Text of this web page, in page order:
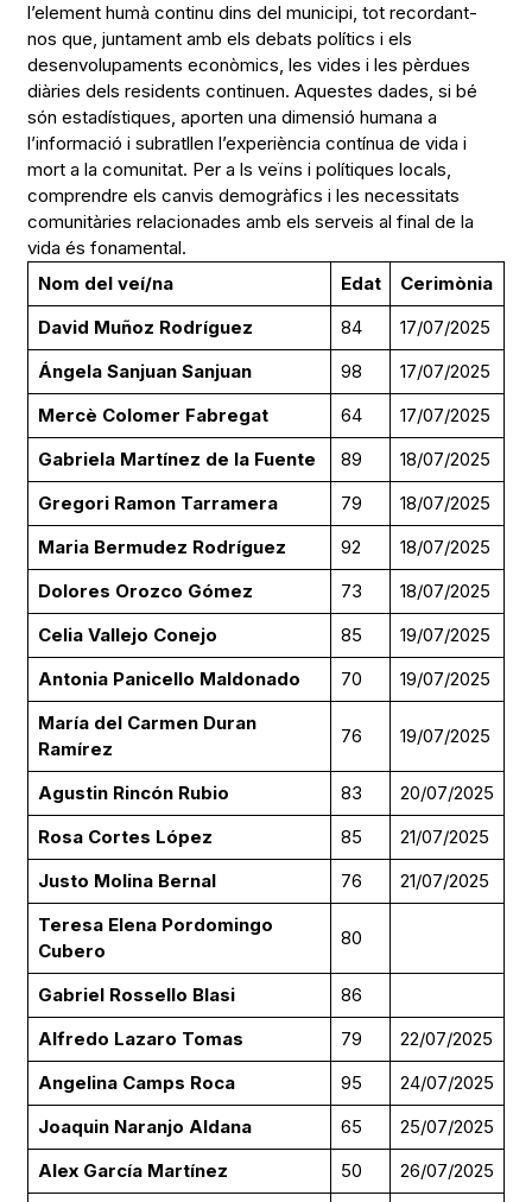
l’element humà continu dins del municipi, tot recordant-
nos que, juntament amb els debats polítics i els
desenvolupaments econòmics, les vides i les pèrdues
diàries dels residents continuen. Aquestes dades, si bé
són estadístiques, aporten una dimensió humana a
l’informació i subratllen l’experiència contínua de vida i
mort a la comunitat. Per a ls veïns i polítiques locals,
comprendre els canvis demogràfics i les necessitats
comunitàries relacionades amb els serveis al final de la
vida és fonamental.
Nom del veí/na
Edat
Cerimònia
David Muñoz Rodríguez
84
17/07/2025
Ángela Sanjuan Sanjuan
98
17/07/2025
Mercè Colomer Fabregat
64
17/07/2025
Gabriela Martínez de la Fuente
89
18/07/2025
Gregori Ramon Tarramera
79
18/07/2025
Maria Bermudez Rodríguez
92
18/07/2025
Dolores Orozco Gómez
73
18/07/2025
Celia Vallejo Conejo
85
19/07/2025
Antonia Panicello Maldonado
70
19/07/2025
María del Carmen Duran
Ramírez
76 19/07/2025
Agustin Rincón Rubio 83
20/07/2025
Rosa Cortes López
85
21/07/2025
Justo Molina Bernal
76
21/07/2025
Teresa Elena Pordomingo
Cubero
80
Gabriel Rossello Blasi
86
Alfredo Lazaro Tomas
79
22/07/2025
Angelina Camps Roca
95
24/07/2025
Joaquin Naranjo Aldana
65
25/07/2025
Alex García Martínez
50
26/07/2025